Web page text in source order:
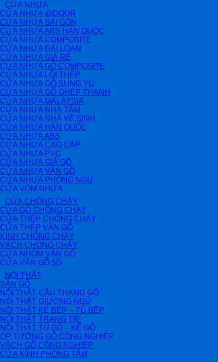
CỬA NHỰA
CỬA NHỰA @DOOR
CỬA NHỰA SÀI GÒN
CỬA NHỰA ABS HÀN QUỐC
CỬA NHỰA COMPOSITE
CỬA NHỰA ĐÀI LOAN
CỬA NHỰA GIÁ RẺ
CỬA NHỰA GỖ COMPOSITE
CỬA NHỰA LÕI THÉP
CỬA NHỰA GỖ SUNG YU
CỬA NHỰA GỖ GHÉP THANH
CỬA NHỰA MALAYSIA
CỬA NHỰA NHÀ TẮM
CỬA NHỰA NHÀ VỆ SINH
CỬA NHỰA HÀN QUỐC
CỬA NHỰA ABS
CỬA NHỰA CAO CẤP
CỬA NHỰA PVC
CỬA NHỰA GIẢ GỖ
CỬA NHỰA VÂN GỖ
CỬA NHỰA PHÒNG NGỦ
CỬA VÒM NHỰA
CỬA CHỐNG CHÁY
CỬA GỖ CHỐNG CHÁY
CỬA THÉP CHỐNG CHÁY
CỬA THÉP VÂN GỖ
KÍNH CHỐNG CHÁY
VÁCH CHỐNG CHÁY
CỬA NHÔM VÂN GỖ
CỬA VÂN GỖ 5D
NỘI THẤT
SÀN GỖ
NỘI THẤT CẦU THANG GỖ
NỘI THẤT GIƯỜNG NGỦ
NỘI THẤT KỆ BẾP – TỦ BẾP
NỘI THẤT TRANG TRÍ
NỘI THẤT TỦ GỖ – KỆ GỖ
ỐP TƯỜNG GỖ CÔNG NGHIỆP
VÁCH GỖ CÔNG NGHIỆP
CỬA KÍNH PHÒNG TẮM